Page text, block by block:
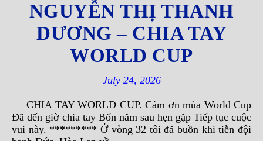
NGUYỄN THỊ THANH
DƯƠNG – CHIA TAY
WORLD CUP
July 24, 2026
== CHIA TAY WORLD CUP. Cám ơn mùa World Cup
Đã đến giờ chia tay Bốn năm sau hẹn gặp Tiếp tục cuộc
vui này. ********* Ở vòng 32 tôi đã buồn khi tiễn đội